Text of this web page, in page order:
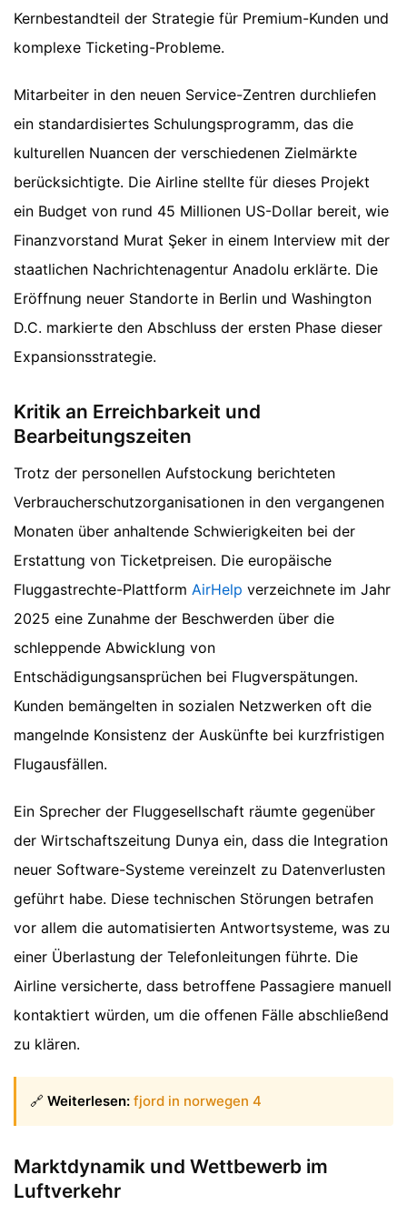
Kernbestandteil der Strategie für Premium-Kunden und
komplexe Ticketing-Probleme.
Mitarbeiter in den neuen Service-Zentren durchliefen
ein standardisiertes Schulungsprogramm, das die
kulturellen Nuancen der verschiedenen Zielmärkte
berücksichtigte. Die Airline stellte für dieses Projekt
ein Budget von rund 45 Millionen US-Dollar bereit, wie
Finanzvorstand Murat Şeker in einem Interview mit der
staatlichen Nachrichtenagentur Anadolu erklärte. Die
Eröffnung neuer Standorte in Berlin und Washington
D.C. markierte den Abschluss der ersten Phase dieser
Expansionsstrategie.
Kritik an Erreichbarkeit und
Bearbeitungszeiten
Trotz der personellen Aufstockung berichteten
Verbraucherschutzorganisationen in den vergangenen
Monaten über anhaltende Schwierigkeiten bei der
Erstattung von Ticketpreisen. Die europäische
Fluggastrechte-Plattform AirHelp verzeichnete im Jahr
2025 eine Zunahme der Beschwerden über die
schleppende Abwicklung von
Entschädigungsansprüchen bei Flugverspätungen.
Kunden bemängelten in sozialen Netzwerken oft die
mangelnde Konsistenz der Auskünfte bei kurzfristigen
Flugausfällen.
Ein Sprecher der Fluggesellschaft räumte gegenüber
der Wirtschaftszeitung Dunya ein, dass die Integration
neuer Software-Systeme vereinzelt zu Datenverlusten
geführt habe. Diese technischen Störungen betrafen
vor allem die automatisierten Antwortsysteme, was zu
einer Überlastung der Telefonleitungen führte. Die
Airline versicherte, dass betroffene Passagiere manuell
kontaktiert würden, um die offenen Fälle abschließend
zu klären.
🔗 Weiterlesen: fjord in norwegen 4
Marktdynamik und Wettbewerb im
Luftverkehr